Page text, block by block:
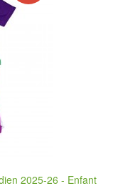
2025-26 - Enfant